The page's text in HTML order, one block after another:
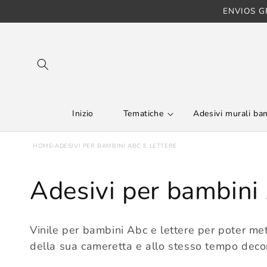
contenuti
ENVIOS
Inizio Tematiche Adesivi murali
HOME›ADESIVI PER BAMBINI ABC E LETTERE
C
o
l
Adesivi per
Vinile per bambini Abc e lettere per poter
della sua cameretta e allo stesso tempo